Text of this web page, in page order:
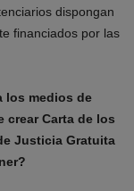
dispongan
financiados por las
los medios de
crear Carta de los
Justicia Gratuita